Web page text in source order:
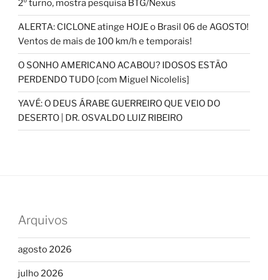
2º turno, mostra pesquisa BTG/Nexus
ALERTA: CICLONE atinge HOJE o Brasil 06 de AGOSTO!
Ventos de mais de 100 km/h e temporais!
O SONHO AMERICANO ACABOU? IDOSOS ESTÃO
PERDENDO TUDO [com Miguel Nicolelis]
YAVÉ: O DEUS ÁRABE GUERREIRO QUE VEIO DO
DESERTO | DR. OSVALDO LUIZ RIBEIRO
Arquivos
agosto 2026
julho 2026